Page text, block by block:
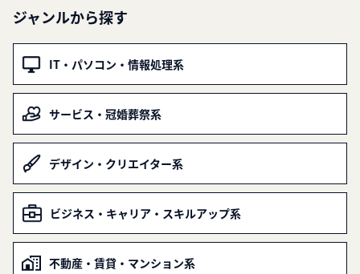
ジャンルから探す
IT・パソコン・情報処理系
サービス・冠婚葬祭系
デザイン・クリエイター系
ビジネス・キャリア・スキルアップ系
不動産・賃貸・マンション系